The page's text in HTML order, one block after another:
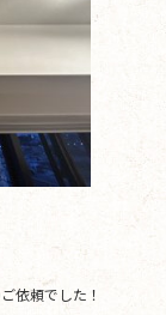
依頼でした！